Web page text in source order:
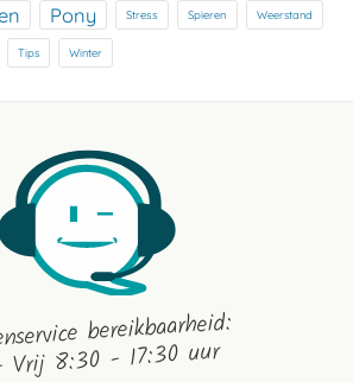
Pony Stress Spieren Weerstand
Tips Winter
bereikbaarheid:
8:30 - 17:30 uur